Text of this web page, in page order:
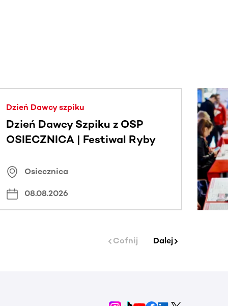
Dzień Dawcy szpiku
Dzień Dawcy Szpiku z OSP
OSIECZNICA | Festiwal Ryby
Osiecznica
08.08.2026
Cofnij Dalej